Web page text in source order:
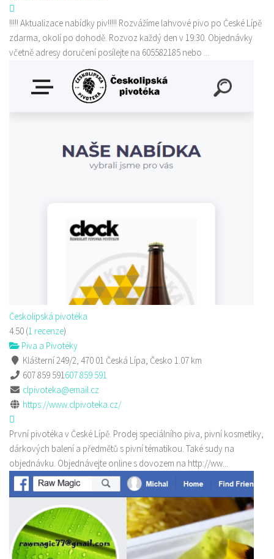
!!!!! Aktualizace nabídky piv!!!!! Rozvážíme lahvové pivo po České Lípě
zdarma, okolí po dohodě. Rozvoz každý den v 19:30. Objednávky
včetně adresy doručení posílejte na 605582185 nebo ...
Českolipská pivotéka
4.50 (1 recenze)
Piva a Pivotéky
Klášterní 249/2, 470 01 Česká Lípa, Česko 1.07 km
607 859 591607 859 591
clpivoteka@email.cz
https://www.clpivoteka.cz/
První pivotéka v České Lípě. Prodej speciálního piva, pivní kosmetiky,
dárkových balení a předmětů s pivní tématikou. Také sudy na
objednávku. Objednávejte online s dovozem na http://ww...